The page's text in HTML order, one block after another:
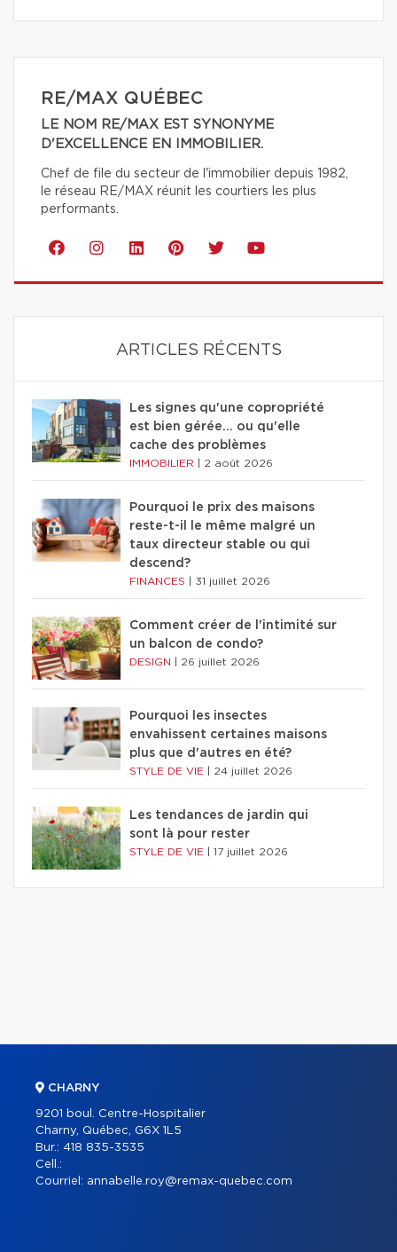
RE/MAX QUÉBEC
LE NOM RE/MAX EST SYNONYME
D'EXCELLENCE EN IMMOBILIER.
Chef de file du secteur de l'immobilier depuis 1982,
le réseau RE/MAX réunit les courtiers les plus
performants.
ARTICLES RÉCENTS
Les signes qu'une copropriété
est bien gérée… ou qu'elle
cache des problèmes
IMMOBILIER 2 août 2026
Pourquoi le prix des maisons
reste-t-il le même malgré un
taux directeur stable ou qui
descend?
FINANCES 31 juillet 2026
Comment créer de l'intimité sur
un balcon de condo?
DESIGN 26 juillet 2026
Pourquoi les insectes
envahissent certaines maisons
plus que d'autres en été?
STYLE DE VIE 24 juillet 2026
Les tendances de jardin qui
sont là pour rester
STYLE DE VIE 17 juillet 2026
CHARNY
9201 boul. Centre-Hospitalier
Charny, Québec, G6X 1L5
Bur.: 418 835-3535
Cell.:
Courriel: annabelle.roy@remax-quebec.com